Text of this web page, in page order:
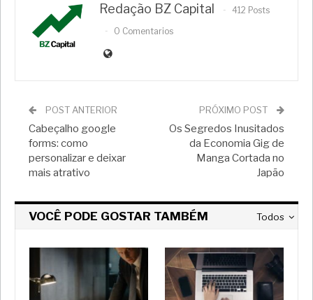
Redação BZ Capital
412 Posts
0 Comentarios
POST ANTERIOR
Cabeçalho google
forms: como
personalizar e deixar
mais atrativo
PRÓXIMO POST
Os Segredos Inusitados
da Economia Gig de
Manga Cortada no
Japão
Todos
VOCÊ PODE GOSTAR TAMBÉM